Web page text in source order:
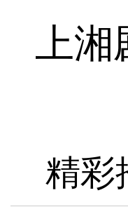
上湘
精彩